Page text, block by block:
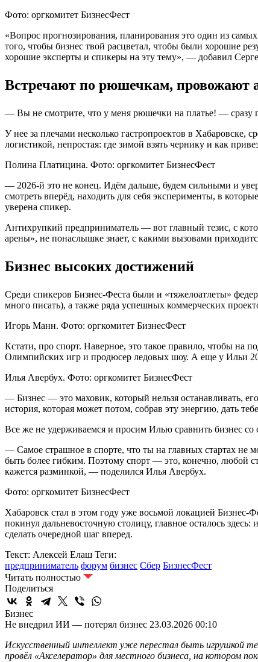
Фото: оргкомитет БизнесФест
«Вопрос прогнозирования, планирования это один из
того, чтобы бизнес твой расцветал, чтобы были хорошие
хорошие эксперты и спикеры на эту тему», — добавил
Встречают по рюшечкам, провожают
— Вы не смотрите, что у меня рюшечки на платье! — сразу
У нее за плечами несколько гастропроектов в
логистикой, непростая: где зимой взять чернику и как
Полина Платицина. Фото: оргкомитет БизнесФест
— 2026-й это не конец. Идём дальше, будем сильными и
смотреть вперёд, находить для себя эксперименты, в
уверена спикер.
Антихрупкий предприниматель — вот главный тезис, с
арены», не понаслышке знает, с какими вызовами
Бизнес высоких достижений
Среди спикеров Бизнес-Феста были и «тяжелоатлеты»
много писать), а также ряда успешных коммерческих
Игорь Манн. Фото: оргкомитет БизнесФест
Кстати, про спорт. Наверное, это такое правило, чтобы на
Олимпийских игр и продюсер ледовых шоу. А еще у Ильи
Илья Авербух. Фото: оргкомитет БизнесФест
— Бизнес — это маховик, который нельзя останавливать,
история, которая может потом, собрав эту энергию, дать
Все же не удерживаемся и просим Илью сравнить бизнес
— Самое страшное в спорте, что ты на главных стартах не
быть более гибким. Поэтому спорт — это, конечно, любой
кажется разминкой, — поделился Илья Авербух.
Фото: оргкомитет БизнесФест
Хабаровск стал в этом году уже восьмой локацией
покинул дальневосточную столицу, главное осталось
сделать очередной шаг вперед.
Текст: Алексей Елаш Теги:
предприниматель форум бизнес Сбер БизнесФест
Читать полностью
Поделиться
Бизнес
Не внедрил ИИ — потерял бизнес 23.03.2026 00:10
Искусственный интеллект уже перестал быть игрушкой
провёл «Акселератор» для местного бизнеса, на котором